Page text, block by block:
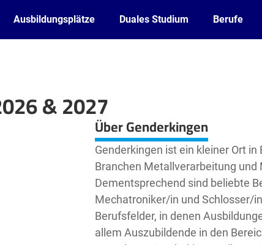
Ausbildungsplätze Duales Studium Berufe
& 2027
OpenStreetMap2contributors Über Genderkingen
Genderkingen ist ein kleiner Ort
Branchen Metallverarbeitung und
Dementsprechend sind beliebte
Mechatroniker/in und Schlosser/
Berufsfelder, in denen
allem Auszubildende in den